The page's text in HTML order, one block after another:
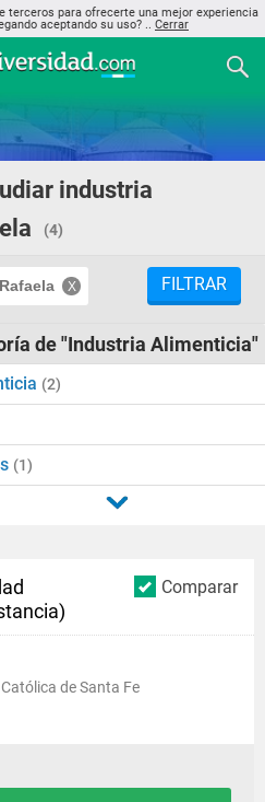
terceros para ofrecerte una mejor experiencia
aceptando su uso? .. Cerrar
industria
(4)
Rafaela FILTRAR
de "Industria Alimenticia"
(2)
(1)
Comparar
de Santa Fe